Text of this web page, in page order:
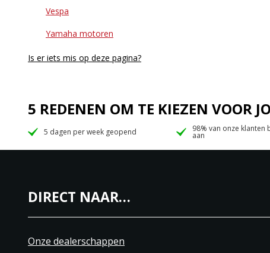
Vespa
Yamaha motoren
Is er iets mis op deze pagina?
5 REDENEN OM TE KIEZEN VOOR
5 dagen per week geopend 98% van onze klanten
aan
DIRECT NAAR…
Onze dealerschappen